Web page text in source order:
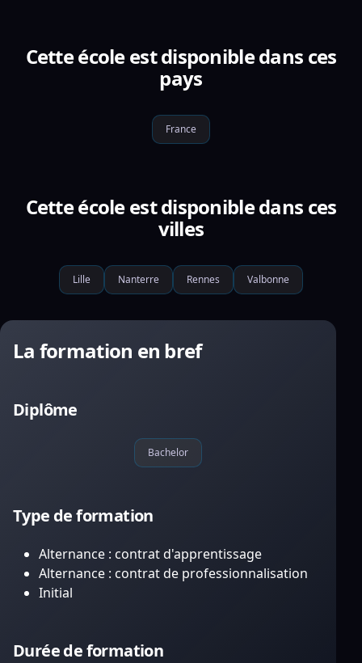
Cette école est disponible dans ces
pays
France
Cette école est disponible dans ces
villes
Lille Nanterre Rennes Valbonne
La formation en bref
Diplôme
Bachelor
Type de formation
Alternance : contrat d'apprentissage
Alternance : contrat de professionnalisation
Initial
Durée de formation